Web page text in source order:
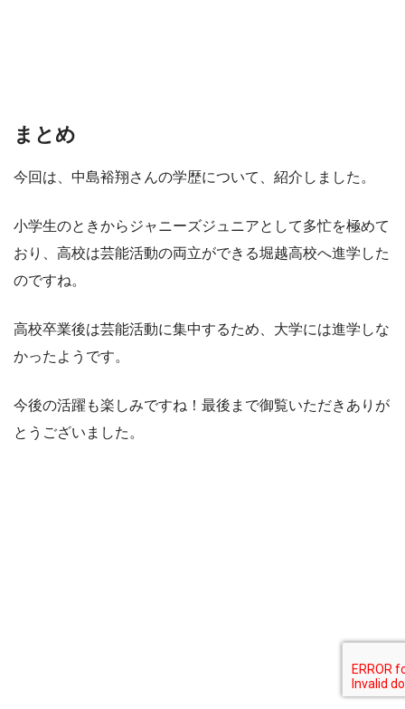
まとめ
今回は、中島裕翔さんの学歴について、紹介しました。
小学生のときからジャニーズジュニアとして多忙を極めて
おり、高校は芸能活動の両立ができる堀越高校へ進学した
のですね。
高校卒業後は芸能活動に集中するため、大学には進学しな
かったようです。
今後の活躍も楽しみですね！最後まで御覧いただきありが
とうございました。